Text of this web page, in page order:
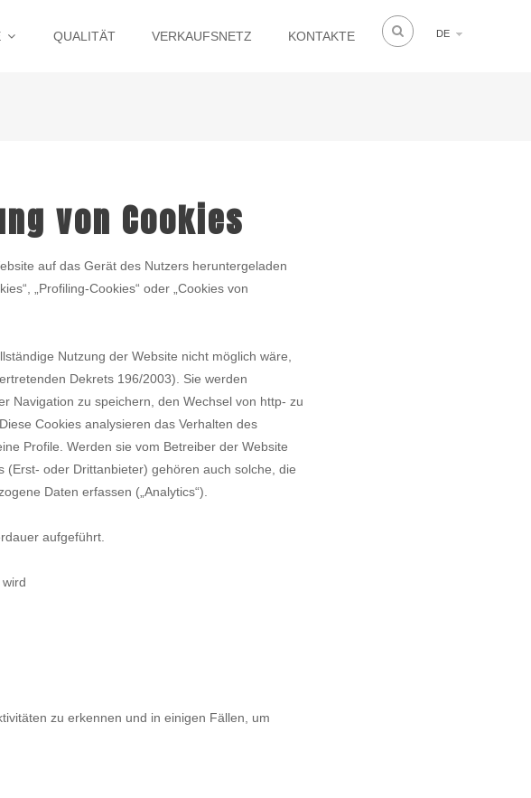
QUALITÄT VERKAUFSNETZ KONTAKTE DE
von Cookies
auf das Gerät des Nutzers heruntergeladen
„Profiling-Cookies“ oder „Cookies von
Nutzung der Website nicht möglich wäre,
Dekrets 196/2003). Sie werden
Navigation zu speichern, den Wechsel von http- zu
Cookies analysieren das Verhalten des
Profile. Werden sie vom Betreiber der Website
(Erst- oder Drittanbieter) gehören auch solche, die
Daten erfassen („Analytics“).
aufgeführt.
zu erkennen und in einigen Fällen, um